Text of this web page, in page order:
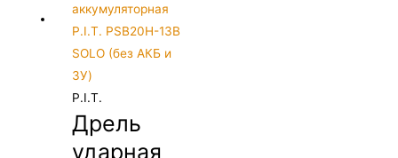
P.I.T.
Дрель
ударная